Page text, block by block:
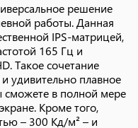
решение
работы. Данная
IPS-матрицей,
165 Гц и
Такое сочетание
удивительно плавное
сможете в полной мере
Кроме того,
– 300 Кд/м² – и